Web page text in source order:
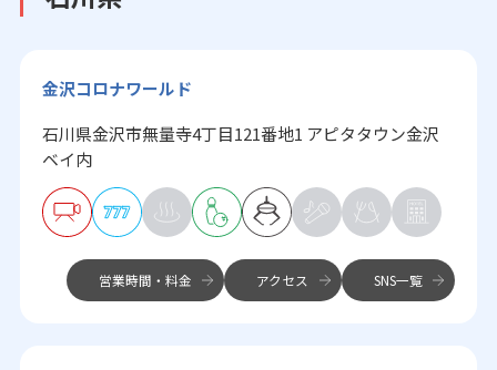
金沢コロナワールド
石川県金沢市無量寺4丁目121番地1 アピタタウン金沢
ベイ内
営業時間・料金 アクセス SNS一覧